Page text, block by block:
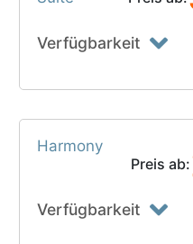
Verfügbarkeit
Harmony
Preis ab:
Verfügbarkeit